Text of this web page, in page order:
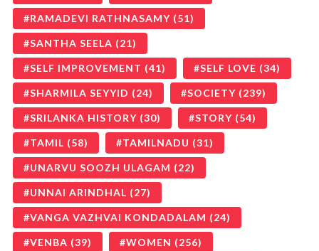
RAMADEVI RATHNASAMY (51)
SANTHA SEELA (21)
SELF IMPROVEMENT (41) SELF LOVE (34)
SHARMILA SEYYID (24) SOCIETY (239)
SRILANKA HISTORY (30) STORY (54)
TAMIL (58) TAMILNADU (31)
UNARVU SOOZH ULAGAM (22)
UNNAI ARINDHAL (27)
VANGA VAZHVAI KONDADALAM (24)
VENBA (39) WOMEN (256)